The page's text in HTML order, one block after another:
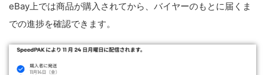
eBay上では商品が購入されてから、バイヤーのもとに届くま
での進捗を確認できます。